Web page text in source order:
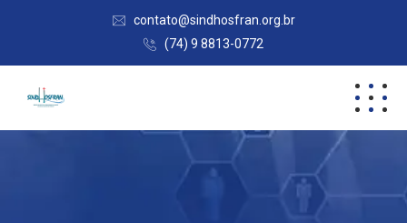
contato@sindhosfran.org.br
(74) 9 8813-0772